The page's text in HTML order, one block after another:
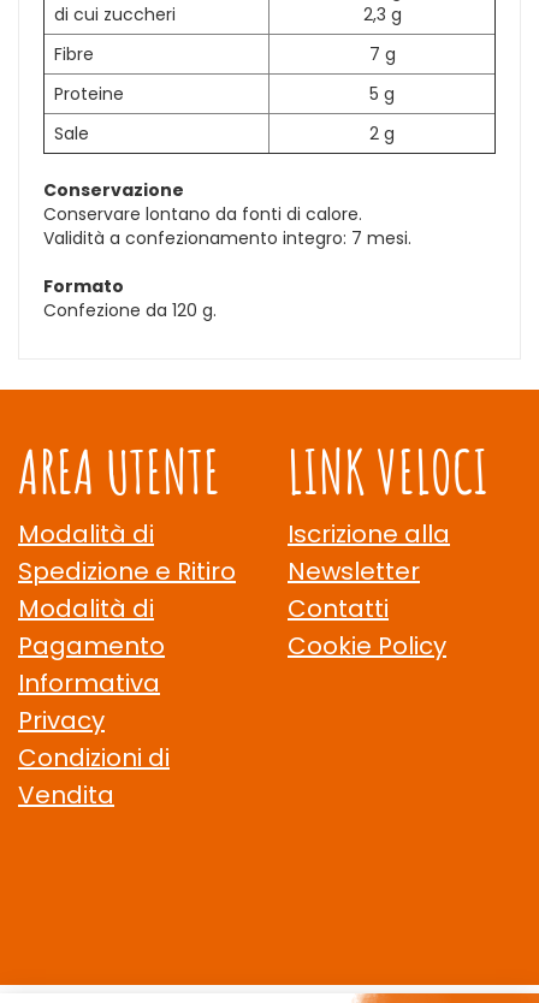
di cui zuccheri
2,3 g
Fibre
7 g
Proteine
5 g
Sale
2 g
Conservazione
Conservare lontano da fonti di calore.
Validità a confezionamento integro: 7 mesi.
Formato
Confezione da 120 g.
AREA UTENTE
Modalità di
Spedizione e Ritiro
Modalità di
Pagamento
Informativa
Privacy
Condizioni di
Vendita
LINK VELOCI
Iscrizione alla
Newsletter
Contatti
Cookie Policy